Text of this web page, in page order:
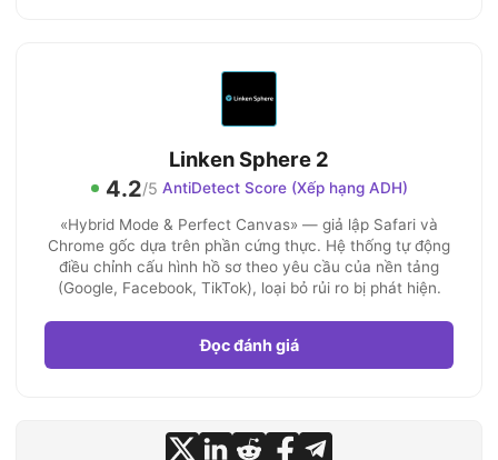
Linken Sphere 2
4.2/5 AntiDetect Score (Xếp hạng ADH)
«Hybrid Mode & Perfect Canvas» — giả lập Safari và
Chrome gốc dựa trên phần cứng thực. Hệ thống tự động
điều chỉnh cấu hình hồ sơ theo yêu cầu của nền tảng
(Google, Facebook, TikTok), loại bỏ rủi ro bị phát hiện.
Đọc đánh giá